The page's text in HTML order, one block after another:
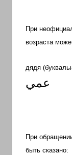
При
возраста
дядя
عمي
При
быть сказано: